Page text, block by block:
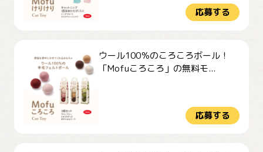
応募する
ウール100％のころころボール！
「Mofuころころ」の無料モ...
応募する